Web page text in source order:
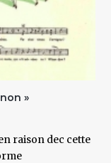
»
raison dec cette